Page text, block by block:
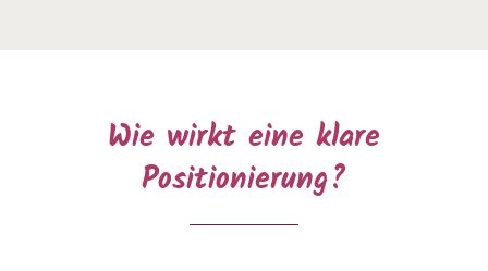
Wie wirkt eine klare
Positionierung?